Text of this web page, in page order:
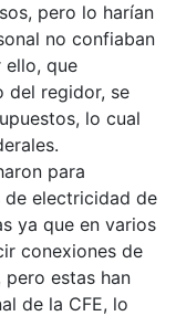
pero lo harían
no confiaban
ello, que
del regidor, se
lo cual
para
de electricidad de
ya que en varios
conexiones de
pero estas han
de la CFE, lo